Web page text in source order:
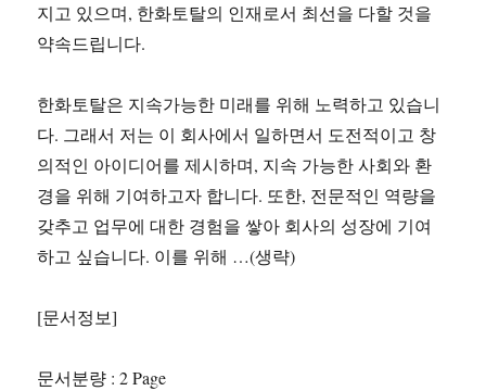
지고 있으며, 한화토탈의 인재로서 최선을 다할 것을
약속드립니다.
한화토탈은 지속가능한 미래를 위해 노력하고 있습니
다. 그래서 저는 이 회사에서 일하면서 도전적이고 창
의적인 아이디어를 제시하며, 지속 가능한 사회와 환
경을 위해 기여하고자 합니다. 또한, 전문적인 역량을
갖추고 업무에 대한 경험을 쌓아 회사의 성장에 기여
하고 싶습니다. 이를 위해 …(생략)
[문서정보]
문서분량 : 2 Page